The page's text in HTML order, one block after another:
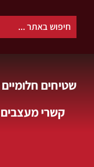
שטיחים חלומיים
קשרי מעצבים